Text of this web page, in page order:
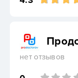
нет отзывов